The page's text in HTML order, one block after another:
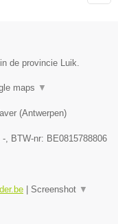
de provincie Luik.
maps ▼
(Antwerpen)
- , BTW-nr: BE0815788806
| Screenshot ▼